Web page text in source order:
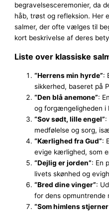
begravelsesceremonier, da
håb, trøst og refleksion. Her
salmer, der ofte vælges til
kort beskrivelse af deres
Liste over klassiske
“Herrens min hyrde”:
sikkerhed, baseret på
“Den blå anemone”:
og forgængeligheden i
“Sov sødt, lille engel”:
medfølelse og sorg,
“Kærlighed fra Gud”:
evige kærlighed, som
“Dejlig er jorden”: En
livets skønhed og
“Bred dine vinger”:
for dens opmuntrende
“Som himlens